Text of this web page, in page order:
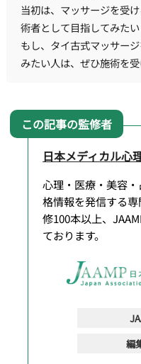
当初は、マッサージを受
術者として目指してみたい
もし、タイ古式マッサー
みたい人は、ぜひ施術を受
日本メディカル心
心理・医療・美容
格情報を発信する
修100本以上、
ております。
編